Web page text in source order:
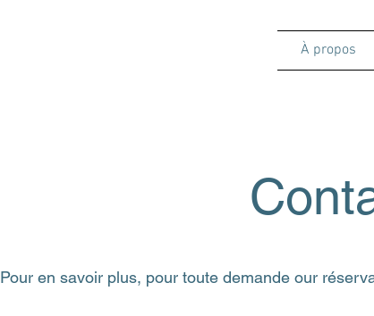
À propos
Pour en savoir plus, pour toute demande our